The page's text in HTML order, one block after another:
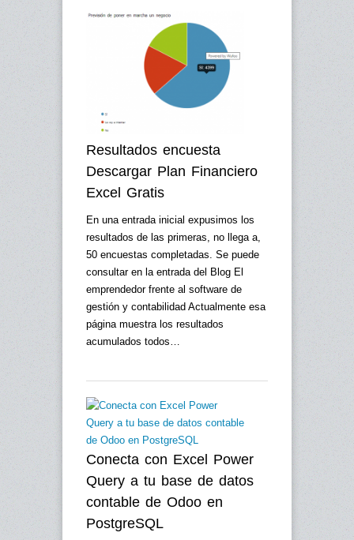
Resultados encuesta
Descargar Plan Financiero
Excel Gratis
En una entrada inicial expusimos los
resultados de las primeras, no llega a,
50 encuestas completadas. Se puede
consultar en la entrada del Blog El
emprendedor frente al software de
gestión y contabilidad Actualmente esa
página muestra los resultados
acumulados todos…
Conecta con Excel Power
Query a tu base de datos
contable de Odoo en
PostgreSQL